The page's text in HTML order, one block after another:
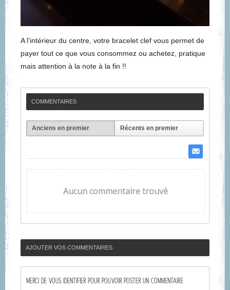
A l’intérieur du centre, votre bracelet clef vous permet de
payer tout ce que vous consommez ou achetez, pratique
mais attention à la note à la fin !!
COMMENTAIRES
Anciens en premier Récents en premier
Aucun commentaire trouvé
AJOUTER VOS COMMENTAIRES
MERCI DE VOUS IDENTIFIER POUR POUVOIR POSTER UN COMMENTAIRE